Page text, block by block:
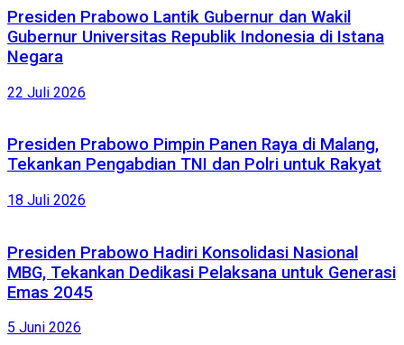
Presiden Prabowo Lantik Gubernur dan Wakil
Gubernur Universitas Republik Indonesia di Istana
Negara
22 Juli 2026
Presiden Prabowo Pimpin Panen Raya di Malang,
Tekankan Pengabdian TNI dan Polri untuk Rakyat
18 Juli 2026
Presiden Prabowo Hadiri Konsolidasi Nasional
MBG, Tekankan Dedikasi Pelaksana untuk Generasi
Emas 2045
5 Juni 2026